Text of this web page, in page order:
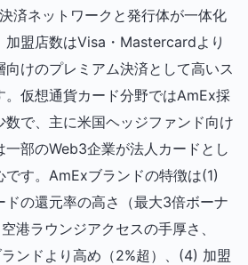
済ネットワークと発行体が一体化
加盟店数はVisa・Mastercardより
けのプレミアム決済として高いス
。仮想通貨カード分野ではAmEx採
数で、主に米国ヘッジファンド向け
部のWeb3企業が法人カードとし
です。AmExブランドの特徴は(1)
ドの還元率の高さ（最大3倍ボーナ
港ラウンジアクセスの手厚さ、
ンドより高め（2%超）、(4) 加盟